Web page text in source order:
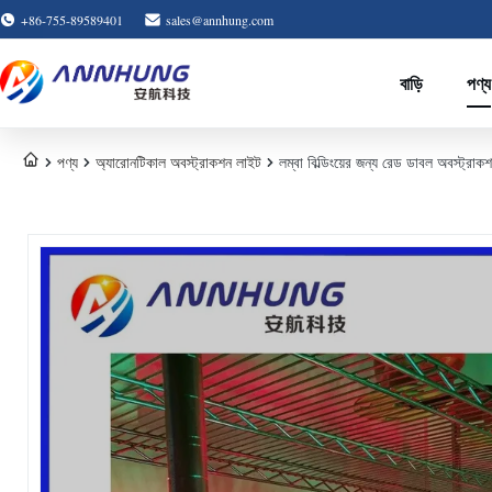
+86-755-89589401 sales@annhung.com
বাড়ি পণ্য
পণ্য অ্যারোনটিকাল অবস্ট্রাকশন লাইট লম্বা বিল্ডিংয়ের জন্য রেড ডাবল